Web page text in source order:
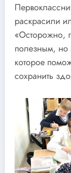
раскрасили
«Осторожно,
полезным, но
которое
сохранить